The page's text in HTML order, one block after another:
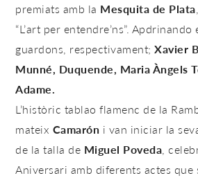
premiats amb la Mesquita de Plata
“L’art per entendre’ns”.
guardons, respectivament;Xavier
Munné, Duquende, Maria Àngels
Adame.
L’històric tablao flamenc de la
mateix Camarón i van iniciar la
de la talla de Miguel Poveda,
Aniversari amb diferents actes que